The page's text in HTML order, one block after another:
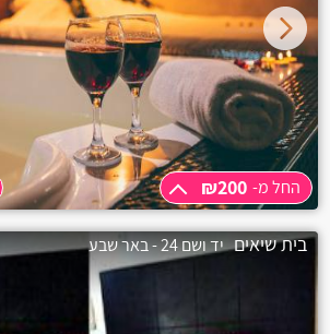
קרית אתא
קרית מוצקין
בית עריף
חולון
יבנאל
קרית ים
החל מ- ₪200
החל מ- ₪200
בית שיאים יד ושם 24 - באר שבע